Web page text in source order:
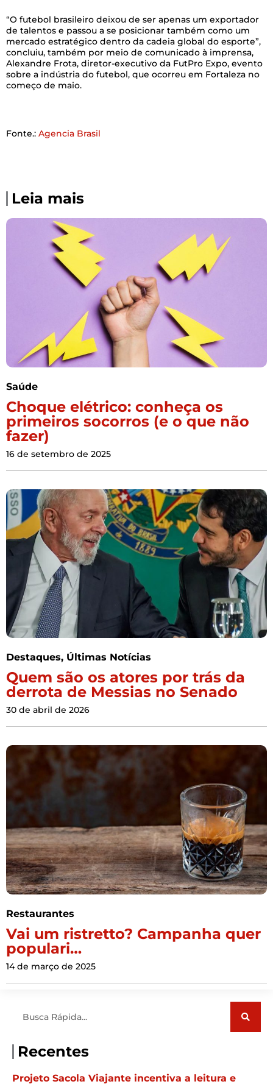
“O futebol brasileiro deixou de ser apenas um exportador
de talentos e passou a se posicionar também como um
mercado estratégico dentro da cadeia global do esporte”,
concluiu, também por meio de comunicado à imprensa,
Alexandre Frota, diretor-executivo da FutPro Expo, evento
sobre a indústria do futebol, que ocorreu em Fortaleza no
começo de maio.
Fonte.: Agencia Brasil
Leia mais
Saúde
Choque elétrico: conheça os
primeiros socorros (e o que não
fazer)
16 de setembro de 2025
Destaques, Últimas Notícias
Quem são os atores por trás da
derrota de Messias no Senado
30 de abril de 2026
Restaurantes
Vai um ristretto? Campanha quer
populari…
14 de março de 2025
Recentes
Projeto Sacola Viajante incentiva a leitura e